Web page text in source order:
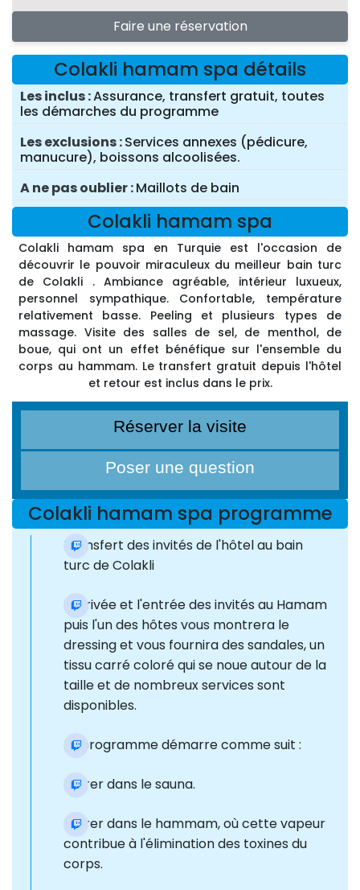
Faire une réservation
Colakli hamam spa détails
Les inclus Assurance, transfert gratuit, toutes
les démarches du programme
Les exclusions Services annexes (pédicure,
manucure), boissons alcoolisées.
A ne pas oublier Maillots de bain
Colakli hamam spa
Colakli hamam spa en Turquie est l'occasion de
découvrir le pouvoir miraculeux du meilleur bain turc
de Colakli . Ambiance agréable, intérieur luxueux,
personnel sympathique. Confortable, température
relativement basse. Peeling et plusieurs types de
massage. Visite des salles de sel, de menthol, de
boue, qui ont un effet bénéfique sur l'ensemble du
corps au hammam. Le transfert gratuit depuis l'hôtel
et retour est inclus dans le prix.
Réserver la visite
Poser une question
Colakli hamam spa programme
Transfert des invités de l'hôtel au bain
turc de Colakli
L'arrivée et l'entrée des invités au Hamam
puis l'un des hôtes vous montrera le
dressing et vous fournira des sandales, un
tissu carré coloré qui se noue autour de la
taille et de nombreux services sont
disponibles.
Le programme démarre comme suit :
Entrer dans le sauna.
Entrer dans le hammam, où cette vapeur
contribue à l'élimination des toxines du
corps.